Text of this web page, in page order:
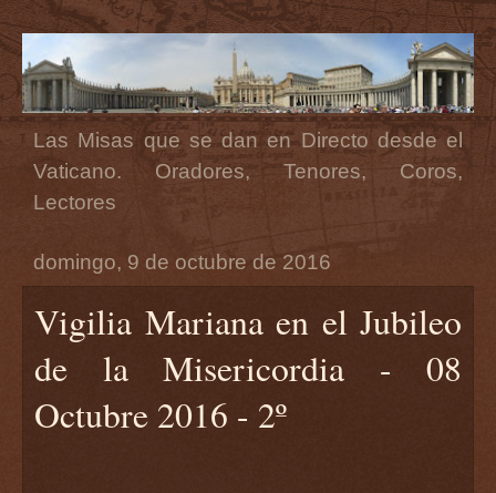
Las Misas que se dan en Directo desde el
Vaticano. Oradores, Tenores, Coros,
Lectores
domingo, 9 de octubre de 2016
Vigilia Mariana en el Jubileo
de la Misericordia - 08
Octubre 2016 - 2º